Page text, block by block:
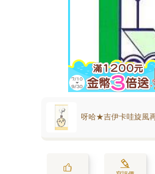
呀哈★吉伊卡哇旋風